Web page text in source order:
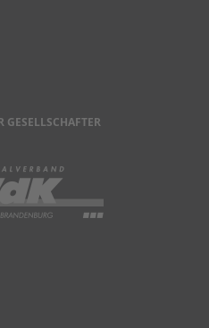
GESELLSCHAFTER